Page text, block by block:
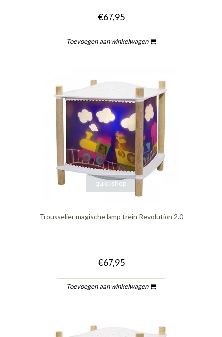
€67,95
Toevoegen aan winkelwagen
quickshop
Trousselier magische lamp trein Revolution 2.0
€67,95
Toevoegen aan winkelwagen